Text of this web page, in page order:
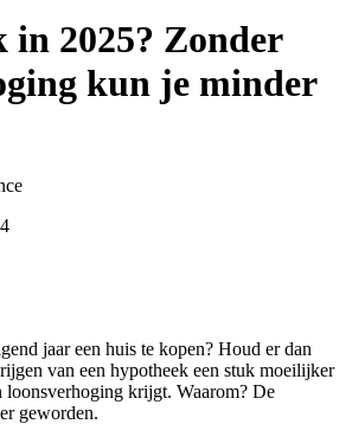
in 2025? Zonder
kun je minder
jaar een huis te kopen? Houd er dan
van een hypotheek een stuk moeilijker
loonsverhoging krijgt. Waarom? De
geworden.